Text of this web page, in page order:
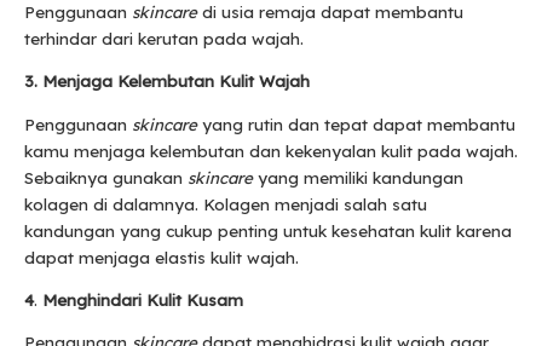
Penggunaan skincaredi usia remaja dapat membantu
terhindar dari kerutan pada wajah.
3. Menjaga Kelembutan Kulit Wajah
Penggunaan skincareyang rutin dan tepat dapat membantu
kamu menjaga kelembutan dan kekenyalan kulit pada wajah.
Sebaiknya gunakan skincareyang memiliki kandungan
kolagen di dalamnya. Kolagen menjadi salah satu
kandungan yang cukup penting untuk kesehatan kulit karena
dapat menjaga elastis kulit wajah.
4. Menghindari Kulit Kusam